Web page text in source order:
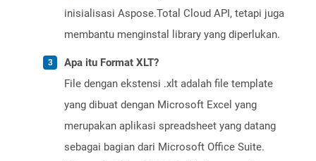
inisialisasi Aspose.Total Cloud API, tetapi juga
membantu menginstal library yang diperlukan.
Apa itu Format XLT?
File dengan ekstensi .xlt adalah file template
yang dibuat dengan Microsoft Excel yang
merupakan aplikasi spreadsheet yang datang
sebagai bagian dari Microsoft Office Suite.